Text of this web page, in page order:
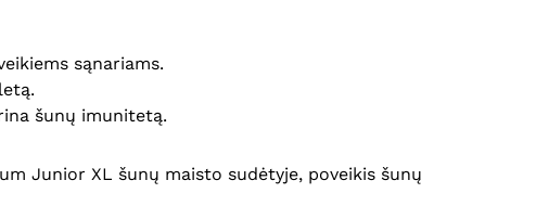
sąnariams.
šunų imunitetą.
Junior XL šunų maisto sudėtyje, poveikis šunų